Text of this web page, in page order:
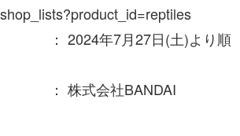
： 2024年7月27日(土)より順
株式会社BANDAI